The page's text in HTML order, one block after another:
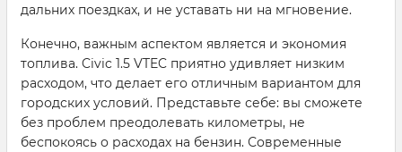
дальних поездках, и не уставать ни на мгновение.
Конечно, важным аспектом является и экономия
топлива. Civic 1.5 VTEC приятно удивляет низким
расходом, что делает его отличным вариантом для
городских условий. Представьте себе: вы сможете
без проблем преодолевать километры, не
беспокоясь о расходах на бензин. Современные